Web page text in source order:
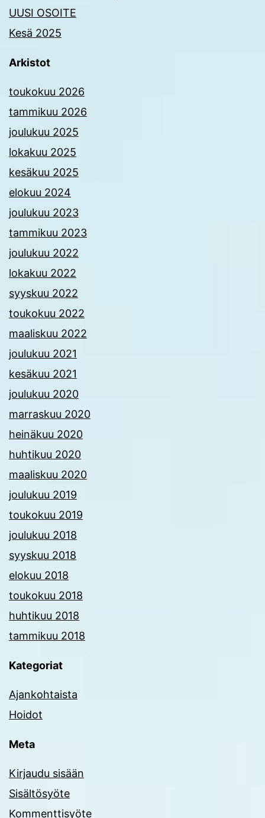
UUSI OSOITE
Kesä 2025
Arkistot
toukokuu 2026
tammikuu 2026
joulukuu 2025
lokakuu 2025
kesäkuu 2025
elokuu 2024
joulukuu 2023
tammikuu 2023
joulukuu 2022
lokakuu 2022
syyskuu 2022
toukokuu 2022
maaliskuu 2022
joulukuu 2021
kesäkuu 2021
joulukuu 2020
marraskuu 2020
heinäkuu 2020
huhtikuu 2020
maaliskuu 2020
joulukuu 2019
toukokuu 2019
joulukuu 2018
syyskuu 2018
elokuu 2018
toukokuu 2018
huhtikuu 2018
tammikuu 2018
Kategoriat
Ajankohtaista
Hoidot
Meta
Kirjaudu sisään
Sisältösyöte
Kommenttisyöte